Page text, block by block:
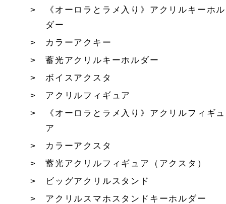
《オーロラとラメ入り》アクリルキーホル
ダー
カラーアクキー
蓄光アクリルキーホルダー
ボイスアクスタ
アクリルフィギュア
《オーロラとラメ入り》アクリルフィギュ
ア
カラーアクスタ
蓄光アクリルフィギュア（アクスタ）
ビッグアクリルスタンド
アクリルスマホスタンドキーホルダー